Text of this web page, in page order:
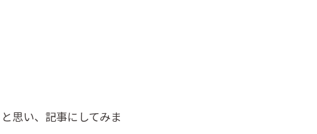
思い、記事にしてみま